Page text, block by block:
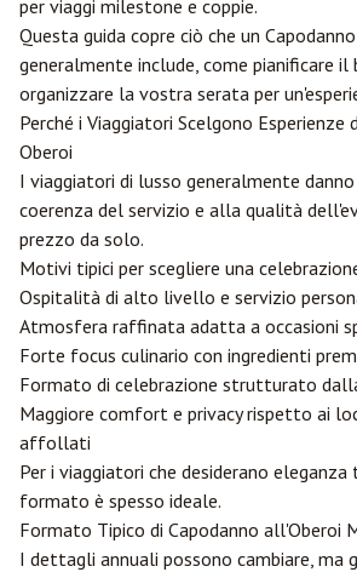
per viaggi milestone e coppie.
Questa guida copre ciò che un
generalmente include, come pianificare il
organizzare la vostra serata per
Perché i Viaggiatori Scelgono Esperienze
Oberoi
I viaggiatori di lusso generalmente
coerenza del servizio e alla qualità
prezzo da solo.
Motivi tipici per scegliere una
Ospitalità di alto livello e servizio
Atmosfera raffinata adatta a occasioni
Forte focus culinario con ingredienti
Formato di celebrazione strutturato
Maggiore comfort e privacy rispetto ai
affollati
Per i viaggiatori che desiderano
formato è spesso ideale.
Formato Tipico di Capodanno all'Oberoi
I dettagli annuali possono cambiare, ma